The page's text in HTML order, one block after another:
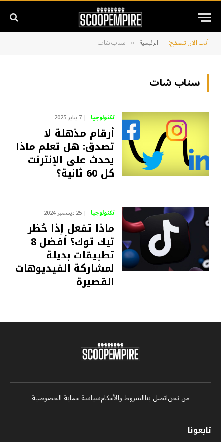
أنت الآن تتصفح: الرئيسية » سناب شات
سناب شات
تكنولوجيا 7 يناير 2025
أرقام مذهلة لا
تصدق: هل تعلم ماذا
يحدث على الإنترنت
كل 60 ثانية؟
تكنولوجيا 25 ديسمبر 2024
ماذا تفعل إذا حُظر
تيك توك؟ أفضل 8
تطبيقات بديلة
لمشاركة الفيديوهات
القصيرة
من نحناتصل بناالشروط والأحكامسياسة حماية الخصوصية
تابعونا